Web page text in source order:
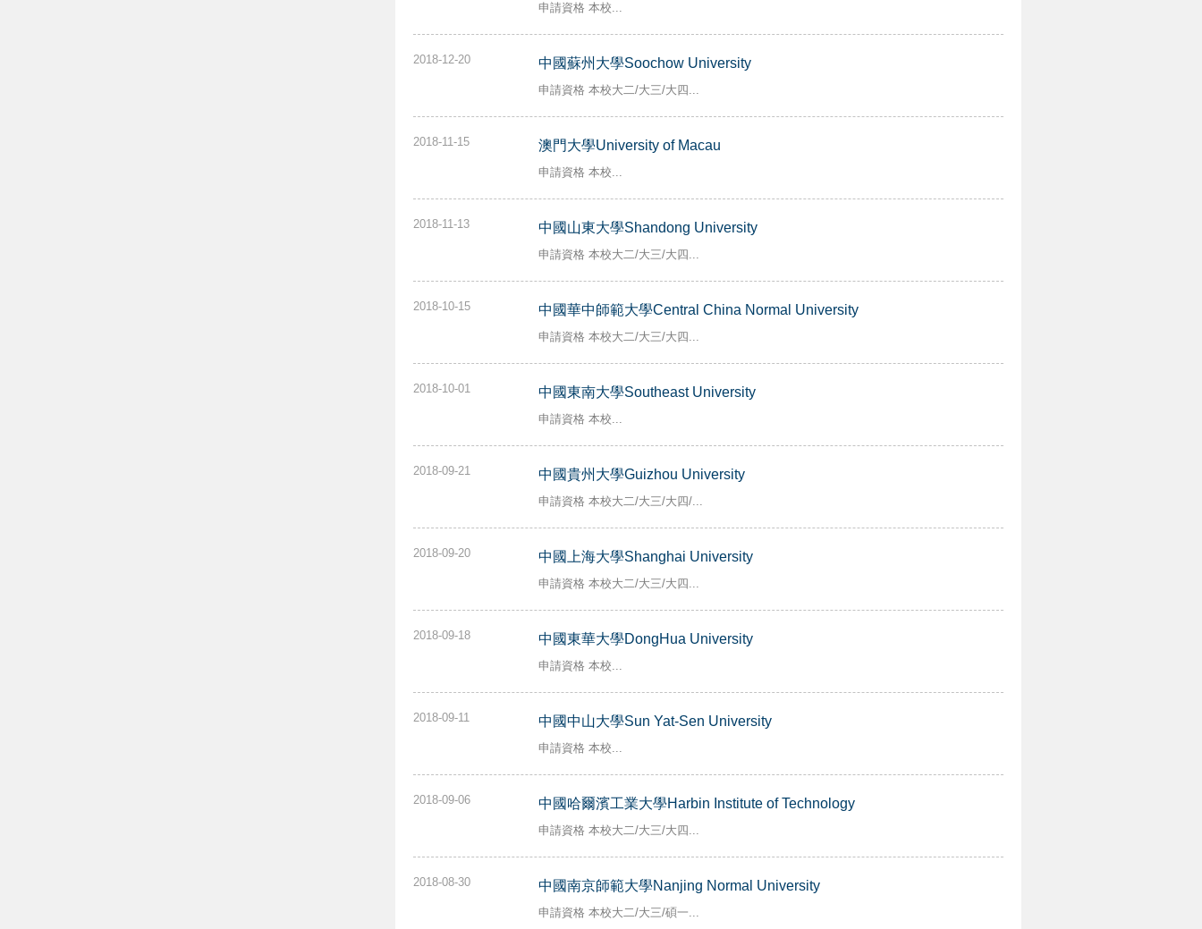
申請資格 本校...
2018-12-20 中國蘇州大學Soochow University
申請資格 本校大二/大三/大四...
2018-11-15 澳門大學University of Macau
申請資格 本校...
2018-11-13 中國山東大學Shandong University
申請資格 本校大二/大三/大四...
2018-10-15 中國華中師範大學Central China Normal University
申請資格 本校大二/大三/大四...
2018-10-01 中國東南大學Southeast University
申請資格 本校...
2018-09-21 中國貴州大學Guizhou University
申請資格 本校大二/大三/大四/...
2018-09-20 中國上海大學Shanghai University
申請資格 本校大二/大三/大四...
2018-09-18 中國東華大學DongHua University
申請資格 本校...
2018-09-11 中國中山大學Sun Yat-Sen University
申請資格 本校...
2018-09-06 中國哈爾濱工業大學Harbin Institute of Technology
申請資格 本校大二/大三/大四...
2018-08-30 中國南京師範大學Nanjing Normal University
申請資格 本校大二/大三/碩一...